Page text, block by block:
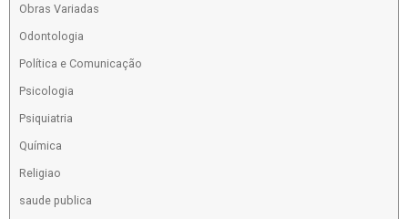
Obras Variadas
Odontologia
Política e Comunicação
Psicologia
Psiquiatria
Química
Religiao
saude publica